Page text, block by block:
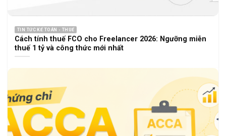
TIN TỨC KẾ TOÁN - THUẾ
Cách tính thuế FCO cho Freelancer 2026: Ngưỡng miễn
thuế 1 tỷ và công thức mới nhất